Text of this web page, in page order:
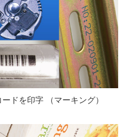
ドを印字 （マーキング）